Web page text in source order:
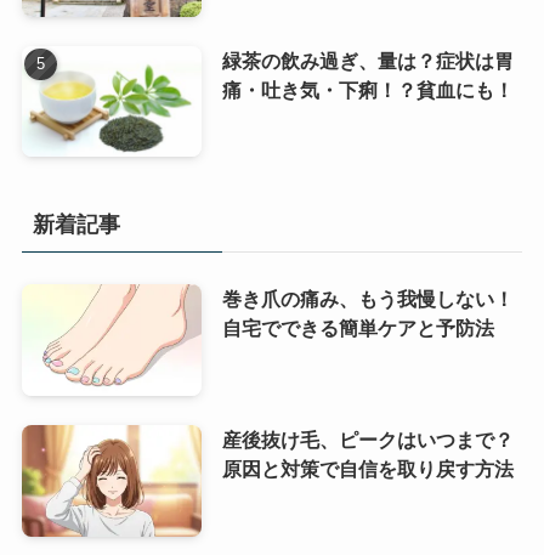
緑茶の飲み過ぎ、量は？症状は胃
痛・吐き気・下痢！？貧血にも！
新着記事
巻き爪の痛み、もう我慢しない！
自宅でできる簡単ケアと予防法
産後抜け毛、ピークはいつまで？
原因と対策で自信を取り戻す方法